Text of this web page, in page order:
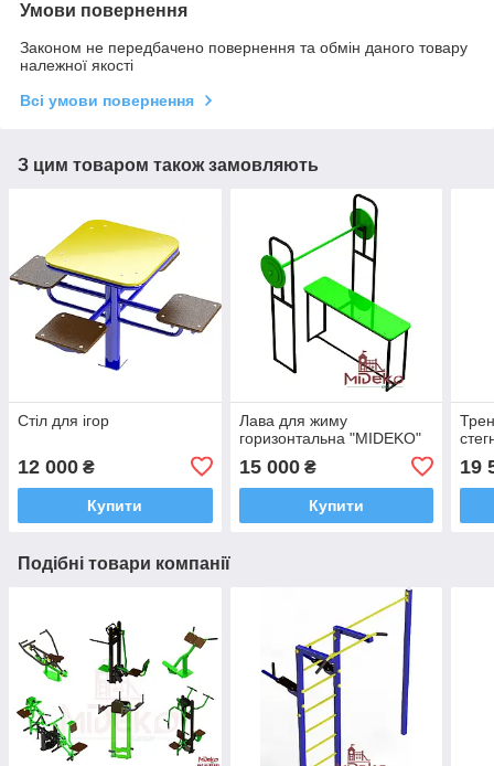
Умови повернення
Законом не передбачено повернення та обмін даного товару
належної якості
Всі умови повернення
З цим товаром також замовляють
Стіл для ігор
12 000 ₴
Купити
Лава для жиму
горизонтальна "MIDEKO"
15 000₴
Купити
19
Подібні товари компанії